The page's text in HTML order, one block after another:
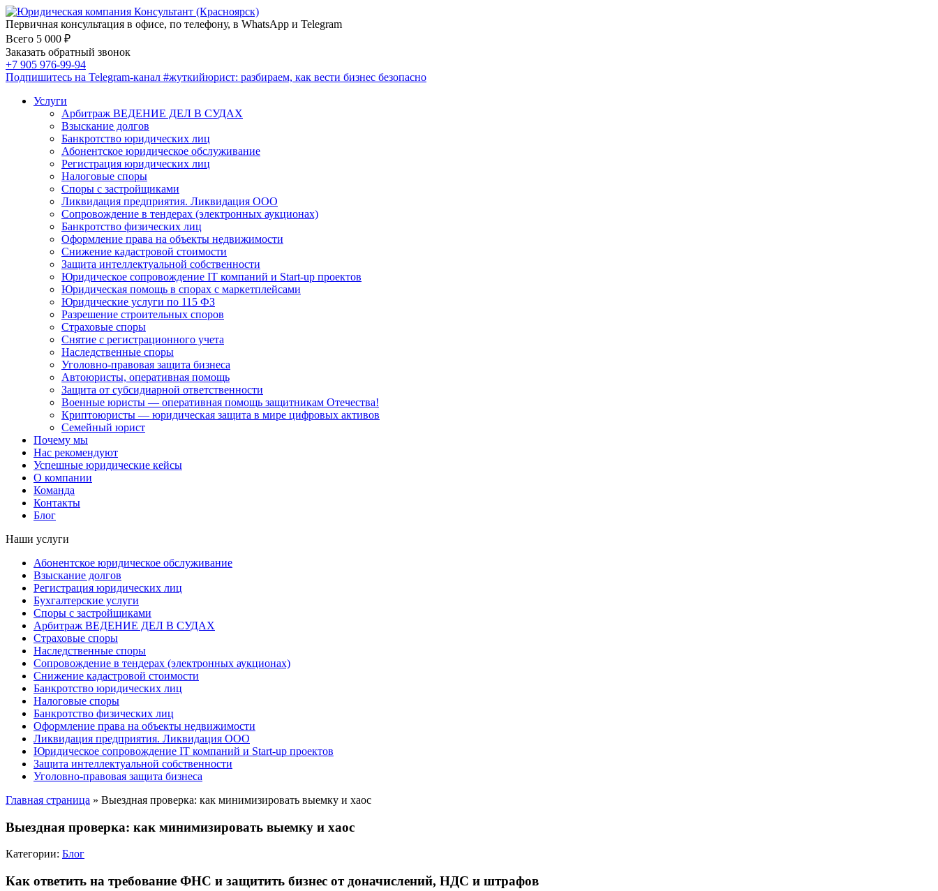
Первичная консультация в офисе, по телефону, в WhatsApp и Telegram
Всего 5 000 ₽
Заказать обратный звонок
+7 905 976-99-94
Подпишитесь на Telegram-канал #жуткийюрист: разбираем, как вести бизнес безопасно
Услуги
Арбитраж ВЕДЕНИЕ ДЕЛ В СУДАХ
Взыскание долгов
Банкротство юридических лиц
Абонентское юридическое обслуживание
Регистрация юридических лиц
Налоговые споры
Споры с застройщиками
Ликвидация предприятия. Ликвидация ООО
Сопровождение в тендерах (электронных аукционах)
Банкротство физических лиц
Оформление права на объекты недвижимости
Снижение кадастровой стоимости
Защита интеллектуальной собственности
Юридическое сопровождение IT компаний и Start-up проектов
Юридическая помощь в спорах с маркетплейсами
Юридические услуги по 115 ФЗ
Разрешение строительных споров
Страховые споры
Снятие с регистрационного учета
Наследственные споры
Уголовно-правовая защита бизнеса
Автоюристы, оперативная помощь
Защита от субсидиарной ответственности
Военные юристы — оперативная помощь защитникам Отечества!
Криптоюристы — юридическая защита в мире цифровых активов
Семейный юрист
Почему мы
Нас рекомендуют
Успешные юридические кейсы
О компании
Команда
Контакты
Блог
Наши услуги
Абонентское юридическое обслуживание
Взыскание долгов
Регистрация юридических лиц
Бухгалтерские услуги
Споры с застройщиками
Арбитраж ВЕДЕНИЕ ДЕЛ В СУДАХ
Страховые споры
Наследственные споры
Сопровождение в тендерах (электронных аукционах)
Снижение кадастровой стоимости
Банкротство юридических лиц
Налоговые споры
Банкротство физических лиц
Оформление права на объекты недвижимости
Ликвидация предприятия. Ликвидация ООО
Юридическое сопровождение IT компаний и Start-up проектов
Защита интеллектуальной собственности
Уголовно-правовая защита бизнеса
Главная страница » Выездная проверка: как минимизировать выемку и хаос
Выездная проверка: как минимизировать выемку и хаос
Категории: Блог
Как ответить на требование ФНС и защитить бизнес от доначислений, НДС и штрафов